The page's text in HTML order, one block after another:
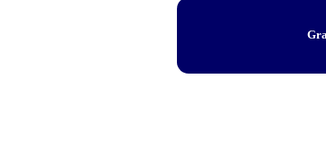
Toepassing: